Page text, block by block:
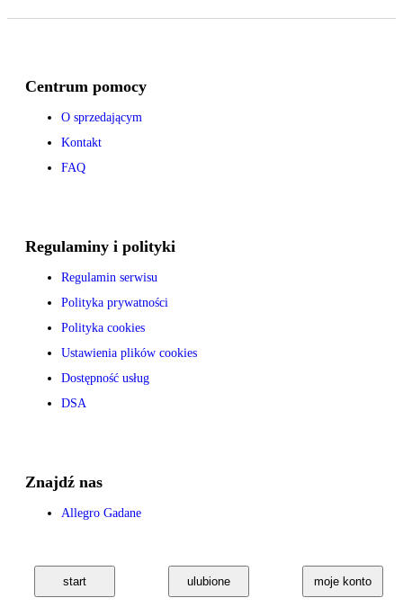
start ulubione moje konto
Centrum pomocy
O sprzedającym
Kontakt
FAQ
Regulaminy i polityki
Regulamin serwisu
Polityka prywatności
Polityka cookies
Ustawienia plików cookies
Dostępność usług
DSA
Znajdź nas
Allegro Gadane